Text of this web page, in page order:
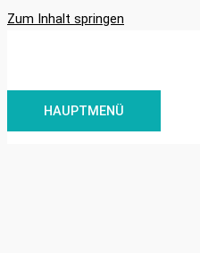
Zum Inhalt springen
HAUPTMENÜ